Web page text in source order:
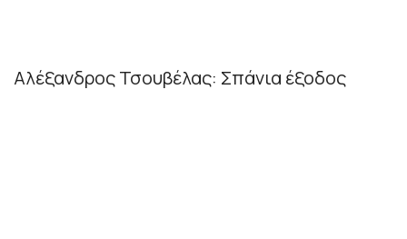
Αλέξανδρος Τσουβέλας: Σπάνια έξοδος